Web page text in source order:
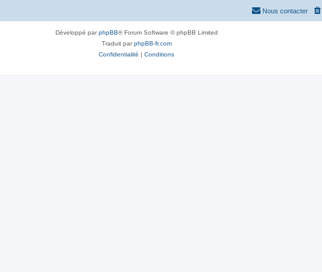
Nous contacter
Développé parphpBB® Forum Software © phpBB Limited
Traduit parphpBB-fr.com
Confidentialité | Conditions